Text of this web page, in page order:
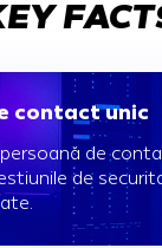
contact unic
de
de